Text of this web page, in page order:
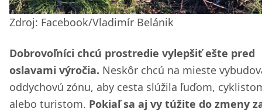
Zdroj: Facebook/Vladimír Belánik
Dobrovoľníci chcú prostredie vylepšiť ešte pred
oslavami výročia. Neskôr chcú na mieste
oddychovú zónu, aby cesta slúžila ľuďom,
alebo turistom. Pokiaľ sa aj vy túžite do zmeny